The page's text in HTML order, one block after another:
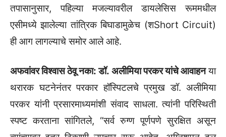
तपासानुसार, पहिल्या मजल्यावरील डायलेसिस रूममधील
एसीमध्ये झालेल्या तांत्रिक बिघाडामुळेच (शShort Circuit)
ही आग लागल्याचे समोर आले आहे.
अफवांवर विश्वास ठेवू नका: डॉ. अलीमिया परकर यांचे आवाहनया
थरारक घटनेनंतर परकार हॉस्पिटलचे प्रमुख डॉ. अलीमिया
परकर यांनी प्रसारमाध्यमांशी संवाद साधला. त्यांनी परिस्थिती
स्पष्ट करताना सांगितले, “सर्व रुग्ण पूर्णपणे सुरक्षित असून